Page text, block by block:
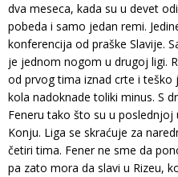
dva meseca, kada su u devet
pobeda i samo jedan remi.
konferencija od praške Slavije.
je jednom nogom u drugoj ligi.
od prvog tima iznad crte i
kola nadoknade toliki minus. S
Feneru tako što su u
Konju. Liga se skraćuje za
četiri tima. Fener ne sme da
pa zato mora da slavi u Rizeu,